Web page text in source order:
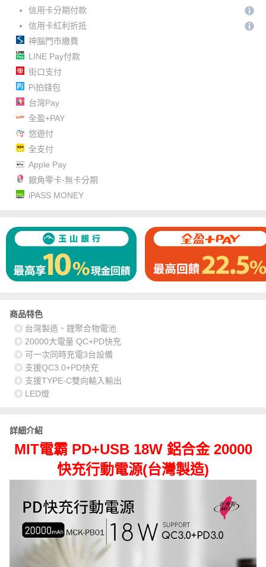
信用卡分期付款
信用卡紅利折抵
神腦門市繳費
LINE Pay付款
街口支付
Pi拍錢包
台灣Pay
全盈+PAY
悠遊付
全支付
Apple Pay
銀角零卡-無卡分期
iPASS MONEY
商品特色
◎ 台灣製造、鋰聚合物電池
◎ 20000大電量 QC+PD快充
◎ 可一次同時充電3台設備
◎ 支援QC3.0+PD快充
◎ 支援TYPE-C雙向輸入輸出
◎ LED燈
詳細介紹
MIT電霸 PD+USB 18W 鋁合金 20000
快充行動電源(台灣製造)